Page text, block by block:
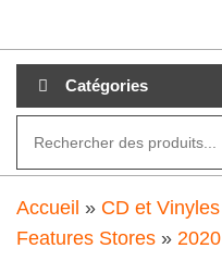
au
contenuCatégories
Accueil » CD et Vinyles
Features Stores » 2020